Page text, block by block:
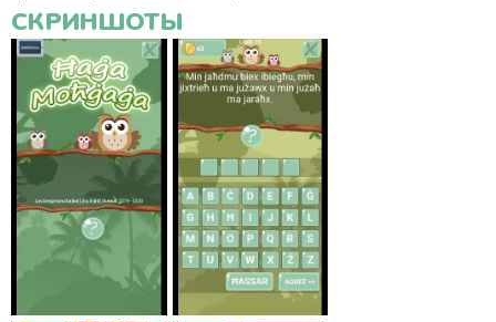
СКРИНШОТЫ